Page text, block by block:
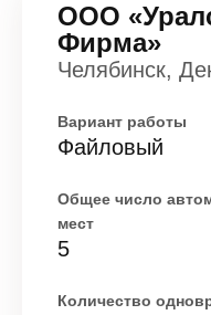
ООО
Фирма»
Челябинск,
Вариант работы
Файловый
Общее число
мест
5
Количество